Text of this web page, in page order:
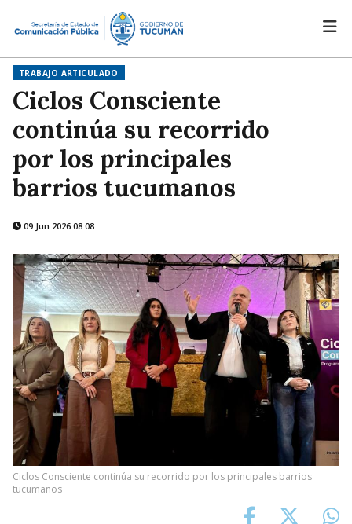
TRABAJO ARTICULADO
Ciclos Consciente
continúa su recorrido
por los principales
barrios tucumanos
09 Jun 2026 08:08
Ciclos Consciente continúa su recorrido por los principales barrios
tucumanos